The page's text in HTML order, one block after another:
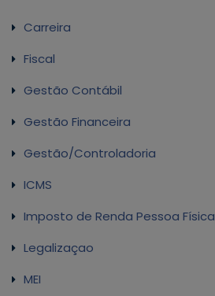
Carreira
Fiscal
Gestão Contábil
Gestão Financeira
Gestão/Controladoria
ICMS
Imposto de Renda Pessoa Física
Legalizaçao
MEI